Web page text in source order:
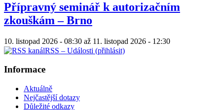
Přípravný seminář k autorizačním
zkouškám – Brno
10. listopad 2026 - 08:30 až 11. listopad 2026 - 12:30
RSS – Události (přihlásit)
Informace
Aktuálně
Nejčastější dotazy
Důležité odkazy